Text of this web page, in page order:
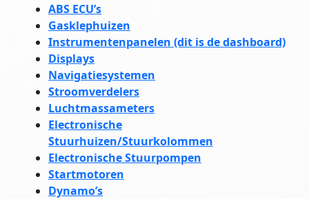
ABS ECU’s
Gasklephuizen
Instrumentenpanelen (dit is de dashboard)
Displays
Navigatiesystemen
Stroomverdelers
Luchtmassameters
Electronische
Stuurhuizen/Stuurkolommen
Electronische Stuurpompen
Startmotoren
Dynamo’s